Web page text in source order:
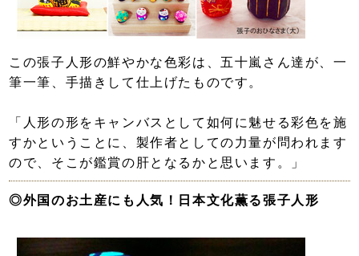
この張子人形の鮮やかな色彩は、五十嵐さん達が、一
筆一筆、手描きして仕上げたものです。
「人形の形をキャンバスとして如何に魅せる彩色を施
すかということに、製作者としての力量が問われます
ので、そこが鑑賞の肝となるかと思います。」
◎外国のお土産にも人気！日本文化薫る張子人形